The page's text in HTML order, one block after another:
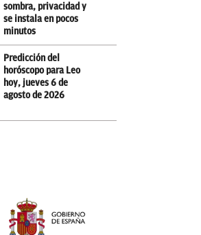
sombra, privacidad y
se instala en pocos
minutos
Predicción del
horóscopo para Leo
hoy, jueves 6 de
agosto de 2026